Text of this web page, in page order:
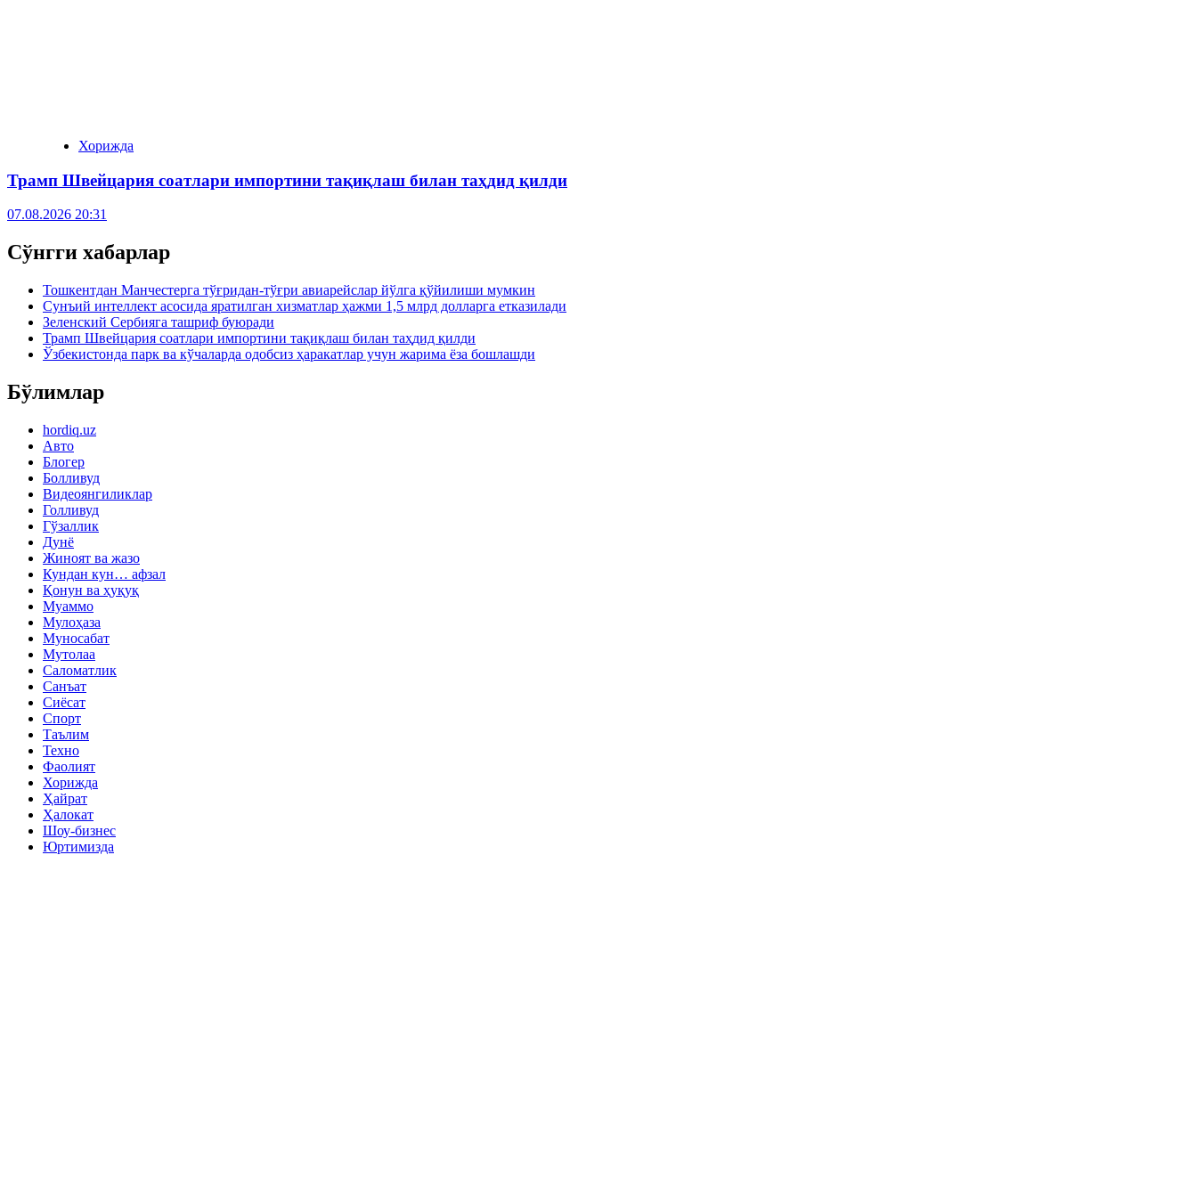
Хорижда
Трамп Швейцария соатлари импортини тақиқлаш билан таҳдид қилди
07.08.2026 20:31
Сўнгги хабарлар
Тошкентдан Манчестерга тўғридан-тўғри авиарейслар йўлга қўйилиши мумкин
Сунъий интеллект асосида яратилган хизматлар ҳажми 1,5 млрд долларга етказилади
Зеленский Сербияга ташриф буюради
Трамп Швейцария соатлари импортини тақиқлаш билан таҳдид қилди
Ўзбекистонда парк ва кўчаларда одобсиз ҳаракатлар учун жарима ёза бошлашди
Бўлимлар
hordiq.uz
Авто
Блогер
Болливуд
Видеоянгиликлар
Голливуд
Гўзаллик
Дунё
Жиноят ва жазо
Кундан кун… афзал
Қонун ва ҳуқуқ
Муаммо
Мулоҳаза
Муносабат
Мутолаа
Саломатлик
Санъат
Сиёсат
Спорт
Таълим
Техно
Фаолият
Хорижда
Ҳайрат
Ҳалокат
Шоу-бизнес
Юртимизда